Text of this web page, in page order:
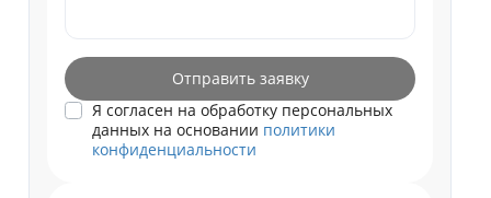
Отправить заявку
Я согласен на обработку персональных
данных на основании политики
конфиденциальности